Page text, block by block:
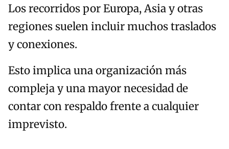
Los recorridos por Europa, Asia y otras
regiones suelen incluir muchos traslados
y conexiones.
Esto implica una organización más
compleja y una mayor necesidad de
contar con respaldo frente a cualquier
imprevisto.